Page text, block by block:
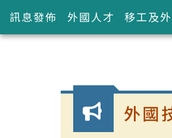
訊息發佈 外國人才 移工及
外國